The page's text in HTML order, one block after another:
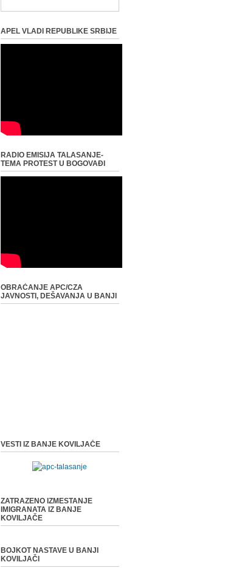
APEL VLADI REPUBLIKE SRBIJE
RADIO EMISIJA TALASANJE-
TEMA PROTEST U BOGOVAĐI
OBRAĆANJE APC/CZA
JAVNOSTI, DEŠAVANJA U BANJI
VESTI IZ BANJE KOVILJAČE
ZATRAZENO IZMESTANJE
IMIGRANATA IZ BANJE
KOVILJAČE
BOJKOT NASTAVE U BANJI
KOVILJAČI